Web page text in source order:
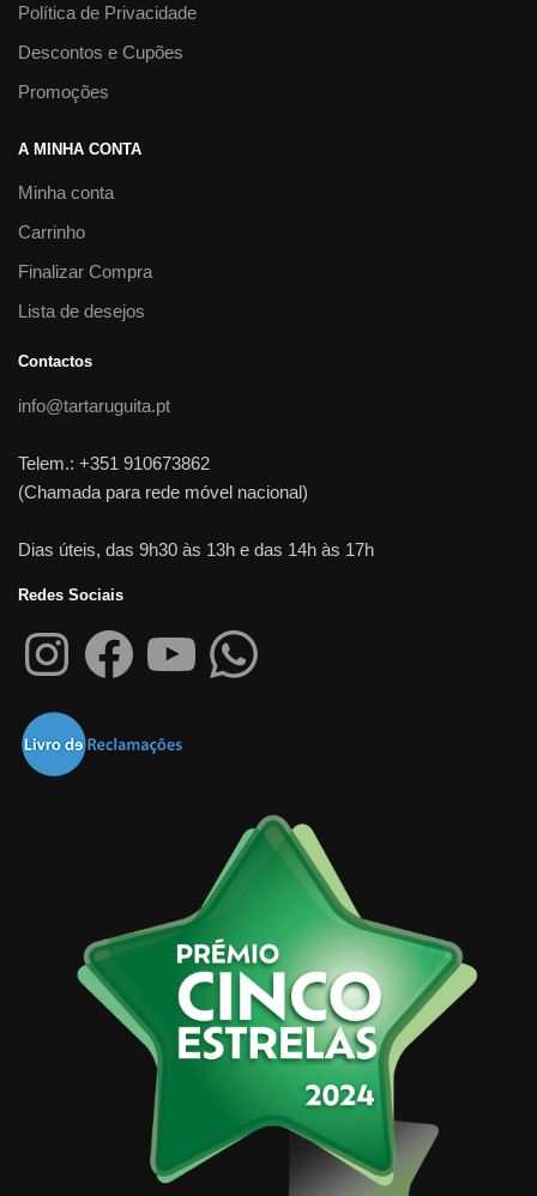
Política de Privacidade
Descontos e Cupões
Promoções
A MINHA CONTA
Minha conta
Carrinho
Finalizar Compra
Lista de desejos
Contactos
info@tartaruguita.pt
Telem.: +351 910673862
(Chamada para rede móvel nacional)
Dias úteis, das 9h30 às 13h e das 14h às 17h
Redes Sociais